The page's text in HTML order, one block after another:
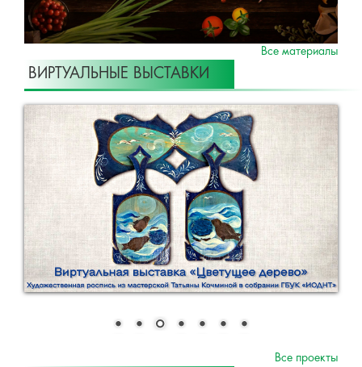
Все материалы
ВИРТУАЛЬНЫЕ ВЫСТАВКИ
Все проекты